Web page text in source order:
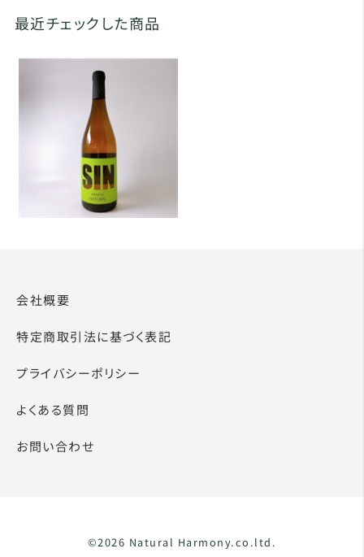
最近チェックした商品
会社概要
特定商取引法に基づく表記
プライバシーポリシー
よくある質問
お問い合わせ
©2026 Natural Harmony.co.ltd.